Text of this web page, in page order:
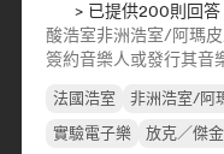
> 已提供200則回答
酸浩室非洲浩室/阿瑪
簽約音樂人或發行其音
法國浩室 非洲浩室/阿
實驗電子樂
放克／傑